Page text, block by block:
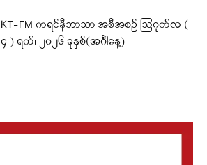
KT-FM ကရင်နီဘာသာ အစီအစဉ် ဩဂုတ်လ (
၄ ) ရက်၊ ၂၀၂၆ ခုနှစ်(အင်္ဂါနေ့)